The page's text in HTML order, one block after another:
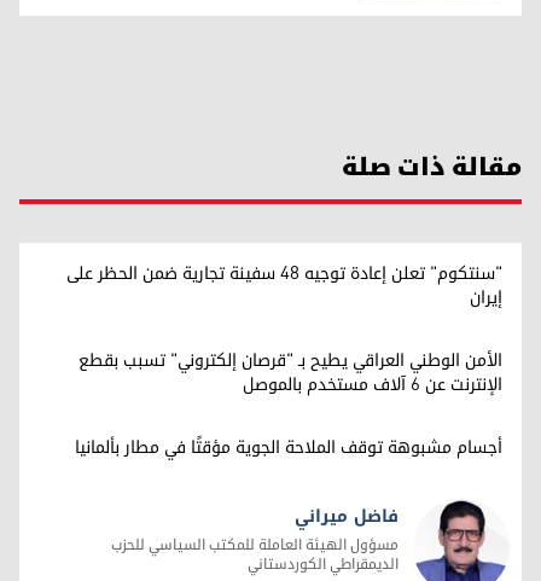
مقالة ذات صلة
"سنتكوم" تعلن إعادة توجيه 48 سفينة تجارية ضمن الحظر على
إيران
الأمن الوطني العراقي يطيح بـ "قرصان إلكتروني" تسبب بقطع
الإنترنت عن 6 آلاف مستخدم بالموصل
أجسام مشبوهة توقف الملاحة الجوية مؤقتًا في مطار بألمانيا
فاضل ميراني
مسؤول الهيئة العاملة للمكتب السياسي للحزب
الديمقراطي الكوردستاني